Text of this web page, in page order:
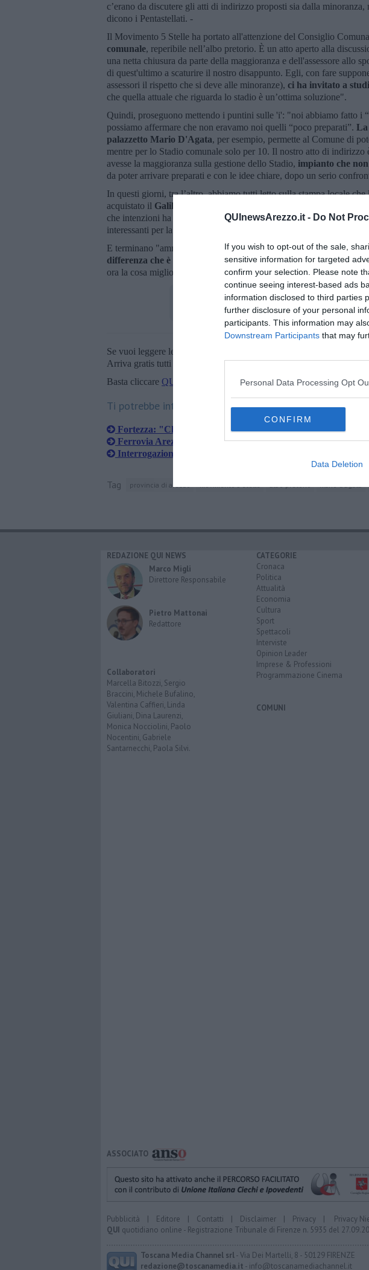
QUInewsArezzo.it - Do Not
If you wish to opt-out of the sale,
sensitive information for targeted
confirm your selection. Please note
continue seeing interest-based ads
information disclosed to third parties
further disclosure of your personal
participants. This information may
Downstream Participants that may
Personal Data Processing Opt
CONFIRM
Data Deletion
c’erano da discutere gli atti di indirizzo proposti sia dalla minoranza,
dicono i Pentastellati. -
Il Movimento 5 Stelle ha portato all'attenzione del Consiglio
comunale, reperibile nell’albo pretorio. È un atto aperto alla
una netta chiusura da parte della maggioranza e dell'assessore allo
di quest'ultimo a scaturire il nostro disappunto. Egli, con fare
assessori il rispetto che si deve alle minoranze), ci ha invitato a
che quella attuale che riguarda lo stadio è un’ottima soluzione".
Quindi, proseguono mettendo i puntini sulle 'i': "noi abbiamo fatto i
possiamo affermare che non eravamo noi quelli “poco preparati”. La
palazzetto Mario D'Agata, per esempio, permette al Comune di
mentre per lo Stadio comunale solo per 10. Il nostro atto di indirizzo
avesse la maggioranza sulla gestione dello Stadio, impianto che
da poter arrivare preparati e con le idee chiare, dopo un serio
In questi giorni, tra l’altro, abbiamo tutti letto sulla stampa locale
acquistato il Galileo Palace Hotel a Rigutino
che intenzioni ha sullo Stadio Comunale ed intavolare da subito un
interessanti per la città".
E terminano "amministrare, per il Movimento 5 Stelle, significa
differenza che è poi la maggioranza che prende le decisioni.È
ora la cosa migliore è quella di fare il bene di Arezzo e degli Aretini".
Se vuoi leggere le notizie principali della Toscana iscriviti alla
Arriva gratis tutti i giorni alle 20:00 direttamente nella tua casella di
Basta cliccare QUI
Ti potrebbe interessare anche:
Fortezza: "Che sia fruibile a tutti"
Ferrovia Arezzo-Sansepolcro, Pd all'attacco
Interrogazioni, fari puntati su Pinqua e Hospice
Tag provincia di arezzo
REDAZIONE QUI NEWS
Marco Migli
Direttore Responsabile
Pietro Mattonai
Redattore
Collaboratori
Marcella Bitozzi, Sergio
Braccini, Michele Bufalino,
Valentina Caffieri, Linda
Giuliani, Dina Laurenzi,
Monica Nocciolini, Paolo
Nocentini, Gabriele
Santarnecchi, Paola Silvi.
CATEGORIE
Cronaca
Politica
Attualità
Economia
Cultura
Sport
Spettacoli
Interviste
Opinion Leader
Imprese & Professioni
Programmazione Cinema
COMUNI
ASSOCIATO
Pubblicità | Editore | Contatti | Disclaimer | Privacy | Privacy
QUI quotidiano online - Registrazione Tribunale di Firenze n. 5935 del
Toscana Media Channel srl- Via Dei Martelli, 8 - 50129 FIRENZE
redazione@toscanamedia.it - info@toscanamediachannel.it